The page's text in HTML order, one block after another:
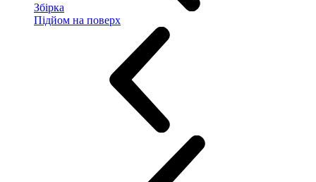
Збірка
Підйом на поверх